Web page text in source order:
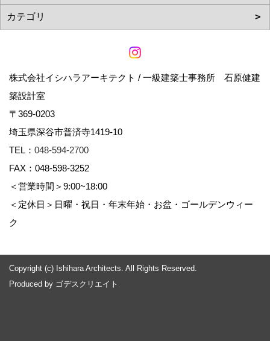
株式会社イシハラアーキテクト / 一級建築士事務所 石原健建
築設計室
〒369-0203
埼玉県深谷市普済寺1419-10
TEL： 048-594-2700
FAX：048-598-3252
＜営業時間＞9:00~18:00
＜定休日＞日曜・祝日・年末年始・お盆・ゴールデンウィー
ク
Copyright (c) Ishihara Architects. All Rights Reserved.
Produced by ゴデスクリエイト